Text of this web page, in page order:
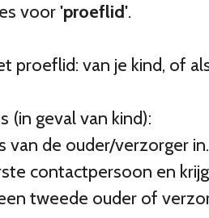
voor'proeflid'.
proeflid: van je kind, of
(in geval van kind):
van de ouder/verzorger in.
contactpersoon en
tweede ouder of